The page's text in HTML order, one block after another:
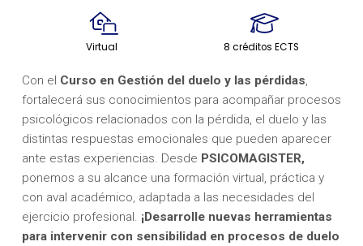
Virtual 8 créditos ECTS
Con el Curso en Gestión del duelo y las pérdidas
fortalecerá sus conocimientos para acompañar procesos
psicológicos relacionados con la pérdida, el duelo y las
distintas respuestas emocionales que pueden aparecer
ante estas experiencias. Desde PSICOMAGISTER,
ponemos a su alcance una formación virtual, práctica y
con aval académico, adaptada a las necesidades del
ejercicio profesional. ¡Desarrolle nuevas herramientas
para intervenir con sensibilidad en procesos de duelo